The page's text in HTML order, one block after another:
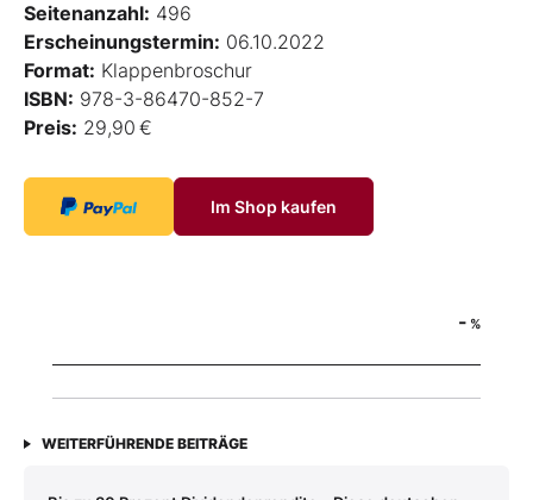
Seitenanzahl: 496
Erscheinungstermin: 06.10.2022
Format: Klappenbroschur
ISBN: 978-3-86470-852-7
Preis: 29,90 €
Im Shop kaufen
- %
WEITERFÜHRENDE BEITRÄGE